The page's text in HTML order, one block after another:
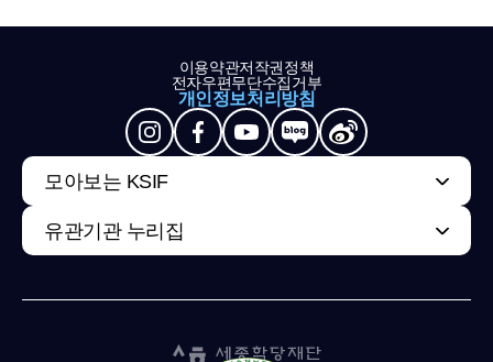
이용약관저작권정책
전자우편무단수집거부
개인정보처리방침
모아보는 KSIF
유관기관 누리집